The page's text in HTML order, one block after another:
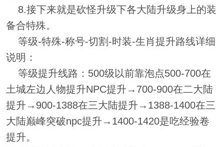
8.接下来就是砍怪升级下各大陆升级身上的装
备合特殊。
等级-特殊-称号-切割-时装-生肖提升路线详细
说明：
等级提升线路：500级以前靠泡点500-700在
土城左边人物提升NPC提升→700-900在二大陆
提升→900-1388在三大陆提升→1388-1400在三
大陆巅峰突破npc提升→1400-1420是吃经验卷
提升。